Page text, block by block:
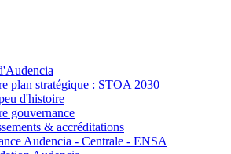
plan stratégique : STOA 2030
d'histoire
gouvernance
& accréditations
Audencia - Centrale - ENSA